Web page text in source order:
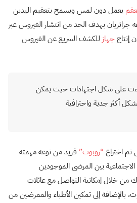
يعمل دون لمس ويسمح بتعقيم اليدين
بهدف الحد من انتشار الفيروس عبر
إنتاججهاز للكشف السريع عن الفيروس
على شكل اجتهادات حيث يمكن
أكثر جدية واحترافية
تم اختراع“روبوت” فريد من نوعه مهمته
بين المرضى الموجودين
من خلال إمكانية التواصل مع عائلات
بالإضافة إلى تمكين الأطباء والممرضين من